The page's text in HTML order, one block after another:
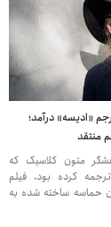
«ادیسه» درآمد؛
منتقد
متون کلاسیک که
«اودیسه» هومر را سال ۲۰۱۷ ترجمه کرده بود، فیلم
حماسه ساخته شده به